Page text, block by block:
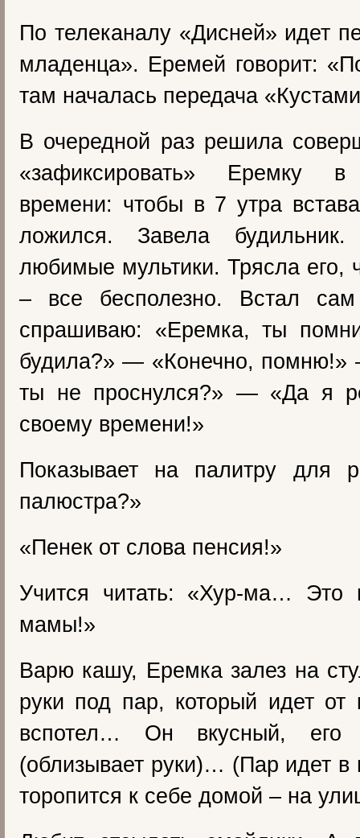
По телеканалу «Дисней» идет
младенца». Еремей говорит:
там началась передача
В очередной раз решила
«зафиксировать» Еремку в
времени: чтобы в 7 утра
ложился. Завела
любимые мультики. Трясла его,
– все бесполезно. Встал
спрашиваю: «Еремка, ты
будила?» — «Конечно,
ты не проснулся?» — «Да я
своему времени!»
Показывает на палитру для
палюстра?»
«Пенек от слова пенсия!»
Учится читать: «Хур-ма… Это
мамы!»
Варю кашу, Еремка залез на
руки под пар, который идет
вспотел… Он вкусный, его
(облизывает руки)… (Пар идет в
торопится к себе домой – на